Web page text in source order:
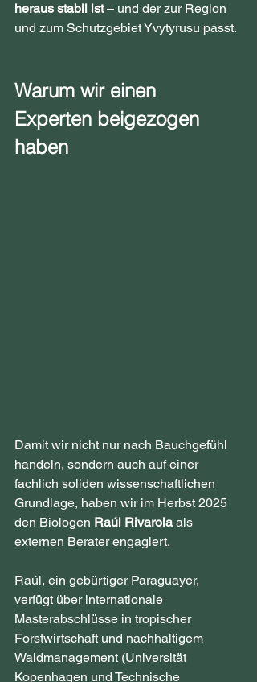
heraus stabil ist – und der zur Region
und zum Schutzgebiet Yvytyrusu passt.
Warum wir einen
Experten beigezogen
haben
Damit wir nicht nur nach Bauchgefühl
handeln, sondern auch auf einer
fachlich soliden wissenschaftlichen
Grundlage, haben wir im Herbst 2025
den Biologen Raúl Rivarola als
externen Berater engagiert.
Raúl, ein gebürtiger Paraguayer,
verfügt über internationale
Masterabschlüsse in tropischer
Forstwirtschaft und nachhaltigem
Waldmanagement (Universität
Kopenhagen und Technische